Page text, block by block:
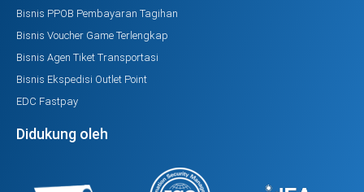
Bisnis PPOB Pembayaran Tagihan
Bisnis Voucher Game Terlengkap
Bisnis Agen Tiket Transportasi
Bisnis Ekspedisi Outlet Point
EDC Fastpay
Didukung oleh